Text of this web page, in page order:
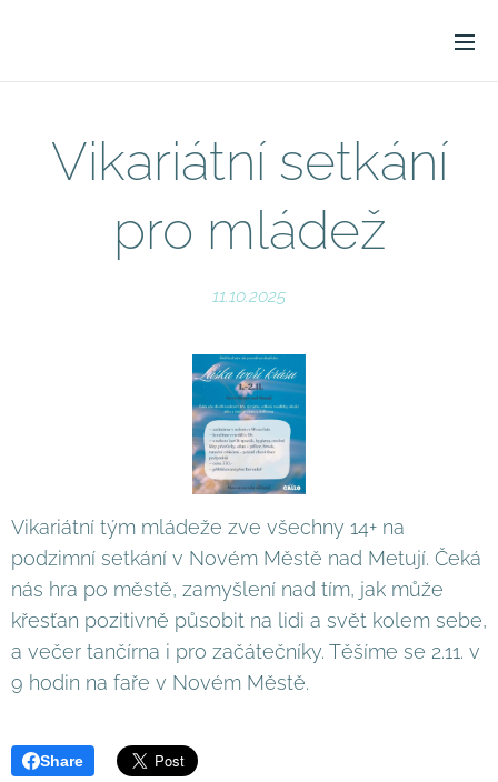
Vikariátní setkání
pro mládež
11.10.2025
Vikariátní tým mládeže zve všechny 14+ na
podzimní setkání v Novém Městě nad Metují. Čeká
nás hra po městě, zamyšlení nad tím, jak může
křesťan pozitivně působit na lidi a svět kolem sebe,
a večer tančírna i pro začátečníky. Těšíme se 2.11. v
9 hodin na faře v Novém Městě.
Share